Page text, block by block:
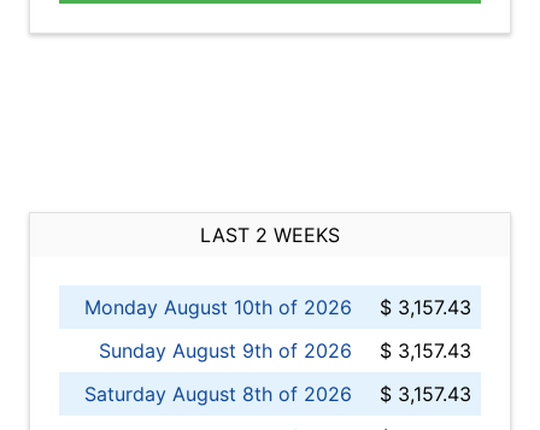
LAST 2 WEEKS
Monday August 10th of 2026
$ 3,157.43
Sunday August 9th of 2026
$ 3,157.43
Saturday August 8th of 2026
$ 3,157.43